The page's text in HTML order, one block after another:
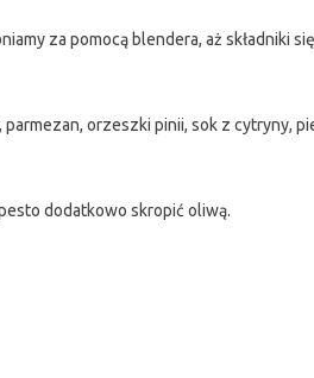
za pomocą blendera, aż składniki
orzeszki pinii, sok z cytryny,
dodatkowo skropić oliwą.